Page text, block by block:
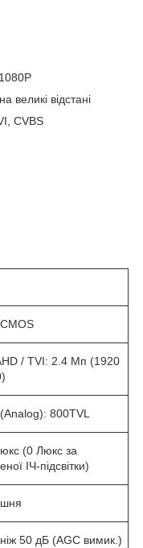
великі відстані
CVBS
/ TVI: 2.4 Мп (1920
800TVL
(0 Люкс за
ІЧ-підсвітки)
50 дБ (AGC вимик.)